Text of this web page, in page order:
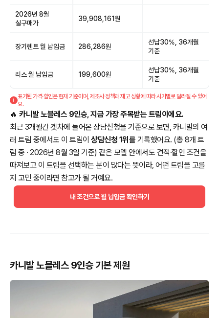
2026년 8월
실구매가
39,908,161원
장기렌트 월 납입금 286,286원
선납30%, 36개월
기준
리스 월 납입금 199,600원
선납30%, 36개월
기준
표기된 가격·할인은 현재 기준이며, 제조사 정책과 재고 상황에 따라 시기별로 달라질 수 있어
요.
🔥 카니발 노블레스 9인승, 지금 가장 주목받는 트림이에요.
최근 3개월간 겟차에 들어온 상담신청을 기준으로 보면, 카니발의 여
러 트림 중에서도 이 트림이 상담신청 1위 를 기록했어요. (총 8개 트
림 중 · 2026년 8월 3일 기준) 같은 모델 안에서도 견적·할인 조건을
따져보고 이 트림을 선택하는 분이 많다는 뜻이라, 어떤 트림을 고를
지 고민 중이라면 참고가 될 거예요.
내 조건으로 월 납입금 확인하기
카니발 노블레스 9인승 기본 제원